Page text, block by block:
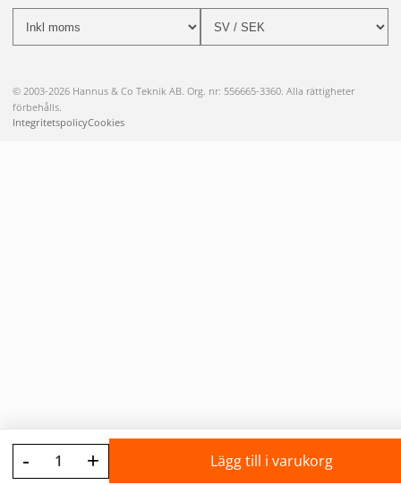
- + Lägg till i varukorg
© 2003-2026 Hannus & Co Teknik AB. Org. nr: 556665-3360. Alla rättigheter
förbehålls.
IntegritetspolicyCookies